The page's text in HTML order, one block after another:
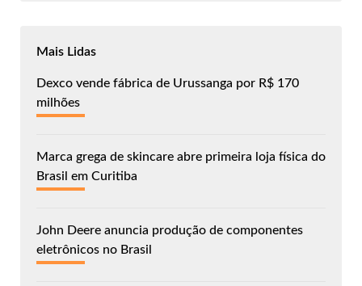
Mais Lidas
Dexco vende fábrica de Urussanga por R$ 170
milhões
Marca grega de skincare abre primeira loja física do
Brasil em Curitiba
John Deere anuncia produção de componentes
eletrônicos no Brasil